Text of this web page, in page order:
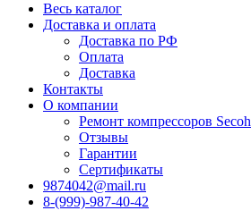
Весь каталог
Доставка и оплата
Доставка по РФ
Оплата
Доставка
Контакты
О компании
Ремонт компрессоров Secoh
Отзывы
Гарантии
Сертификаты
9874042@mail.ru
8-(999)-987-40-42